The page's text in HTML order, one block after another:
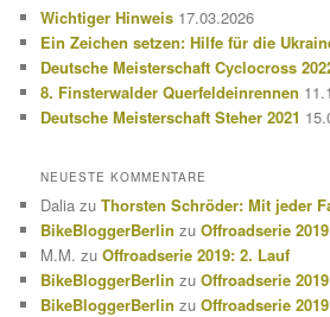
n
Wichtiger Hinweis 17.03.2026
Ein Zeichen setzen: Hilfe für die
Deutsche Meisterschaft Cyclocross
8. Finsterwalder Querfeldeinrennen
Deutsche Meisterschaft Steher 2021
NEUESTE KOMMENTARE
Dalia zuThorsten Schröder: Mit jeder
BikeBloggerBerlin zuOffroadserie
M.M. zuOffroadserie 2019: 2. Lauf
BikeBloggerBerlin zuOffroadserie
BikeBloggerBerlin zuOffroadserie